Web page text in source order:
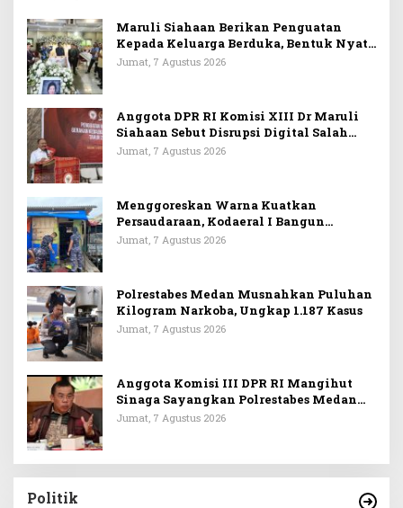
Maruli Siahaan Berikan Penguatan
Kepada Keluarga Berduka, Bentuk Nyata
Arti Persahabatan
Jumat, 7 Agustus 2026
Anggota DPR RI Komisi XIII Dr Maruli
Siahaan Sebut Disrupsi Digital Salah
Satu Tantangan Dalam Memperkuat
Jumat, 7 Agustus 2026
Menggoreskan Warna Kuatkan
Persaudaraan, Kodaeral I Bangun
Kedekatan Dengan Masyarakat Pesisir
Jumat, 7 Agustus 2026
Polrestabes Medan Musnahkan Puluhan
Kilogram Narkoba, Ungkap 1.187 Kasus
Jumat, 7 Agustus 2026
Anggota Komisi III DPR RI Mangihut
Sinaga Sayangkan Polrestabes Medan
Terlalu Dini Simpulkan Kematian
Jumat, 7 Agustus 2026
Politik